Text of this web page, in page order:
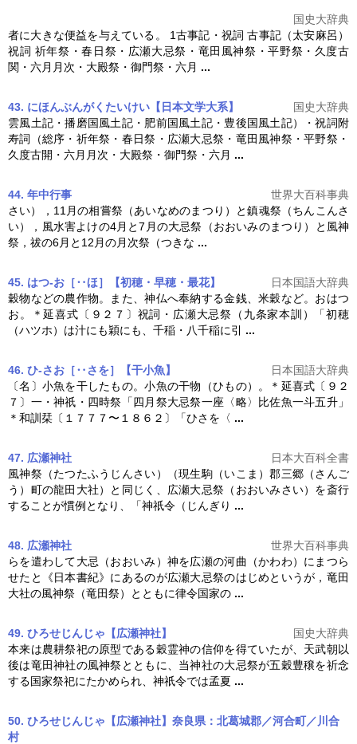
国史大辞典
者に大きな便益を与えている。 1古事記・祝詞 古事記（太安麻呂）
祝詞 祈年祭・春日祭・広瀬大忌祭 ・竜田風神祭・平野祭・久度古
関・六月月次・大殿祭・御門祭・六月 ...
43. にほんぶんがくたいけい【日本文学大系】
国史大辞典
雲風土記・播磨国風土記・肥前国風土記・豊後国風土記）・祝詞附
寿詞（総序・祈年祭・春日祭・広瀬大忌祭 ・竜田風神祭・平野祭・
久度古開・六月月次・大殿祭・御門祭・六月 ...
44. 年中行事
世界大百科事典
さい），11月の相嘗祭（あいなめのまつり）と鎮魂祭（ちんこんさ
い），風水害よけの4月と7月の大忌祭 （おおいみのまつり）と風神
祭，祓の6月と12月の月次祭（つきな ...
45. はつ‐お［‥ほ］【初穂・早穂・最花】
日本国語大辞典
穀物などの農作物。また、神仏へ奉納する金銭、米穀など。おはつ
お。＊延喜式〔９２７〕祝詞・広瀬大忌祭 （九条家本訓）「初穂
（ハツホ）は汁にも穎にも、千稲・八千稲に引 ...
46. ひ‐さお［‥さを］【干小魚】
日本国語大辞典
〔名〕小魚を干したもの。小魚の干物（ひもの）。＊延喜式〔９２
７〕一・神祇・四時祭「四月祭大忌祭一座〈略〉比佐魚一斗五升」
＊和訓栞〔１７７７〜１８６２〕「ひさを〈 ...
47. 広瀬神社
日本大百科全書
風神祭（たつたふうじんさい）（現生駒（いこま）郡三郷（さんご
う）町の龍田大社）と同じく、広瀬大忌祭 （おおいみさい）を斎行
することが慣例となり、「神祇令（じんぎり ...
48. 広瀬神社
世界大百科事典
らを遣わして大忌（おおいみ）神を広瀬の河曲（かわわ）にまつら
せたと《日本書紀》にあるのが広瀬大忌祭のはじめというが，竜田
大社の風神祭（竜田祭）とともに律令国家の ...
49. ひろせじんじゃ【広瀬神社】
国史大辞典
本来は農耕祭祀の原型である穀霊神の信仰を得ていたが、天武朝以
後は竜田神社の風神祭とともに、当神社の大忌祭が五穀豊穣を祈念
する国家祭祀にたかめられ、神祇令では孟夏 ...
50. ひろせじんじゃ【広瀬神社】奈良県：北葛城郡／河合町／川合
村